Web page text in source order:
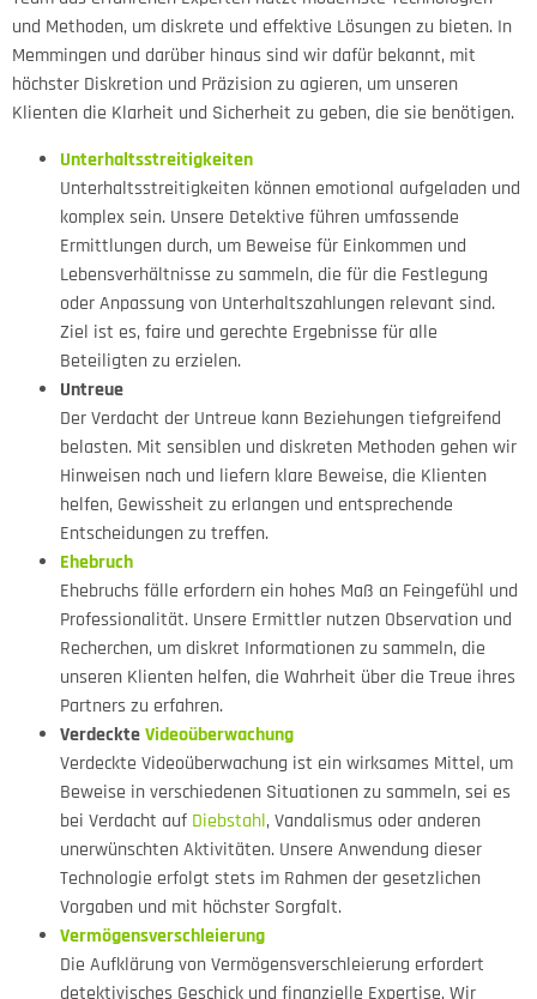
und Methoden, um diskrete und effektive Lösungen zu bieten. In
Memmingen und darüber hinaus sind wir dafür bekannt, mit
höchster Diskretion und Präzision zu agieren, um unseren
Klienten die Klarheit und Sicherheit zu geben, die sie benötigen.
Unterhaltsstreitigkeiten
Unterhaltsstreitigkeiten können emotional aufgeladen und
komplex sein. Unsere Detektive führen umfassende
Ermittlungen durch, um Beweise für Einkommen und
Lebensverhältnisse zu sammeln, die für die Festlegung
oder Anpassung von Unterhaltszahlungen relevant sind.
Ziel ist es, faire und gerechte Ergebnisse für alle
Beteiligten zu erzielen.
Untreue
Der Verdacht der Untreue kann Beziehungen tiefgreifend
belasten. Mit sensiblen und diskreten Methoden gehen wir
Hinweisen nach und liefern klare Beweise, die Klienten
helfen, Gewissheit zu erlangen und entsprechende
Entscheidungen zu treffen.
Ehebruch
Ehebruchs fälle erfordern ein hohes Maß an Feingefühl und
Professionalität. Unsere Ermittler nutzen Observation und
Recherchen, um diskret Informationen zu sammeln, die
unseren Klienten helfen, die Wahrheit über die Treue ihres
Partners zu erfahren.
VerdeckteVideoüberwachung
Verdeckte Videoüberwachung ist ein wirksames Mittel, um
Beweise in verschiedenen Situationen zu sammeln, sei es
bei Verdacht auf Diebstahl, Vandalismus oder anderen
unerwünschten Aktivitäten. Unsere Anwendung dieser
Technologie erfolgt stets im Rahmen der gesetzlichen
Vorgaben und mit höchster Sorgfalt.
Vermögensverschleierung
Die Aufklärung von Vermögensverschleierung erfordert
detektivisches Geschick und finanzielle Expertise. Wir